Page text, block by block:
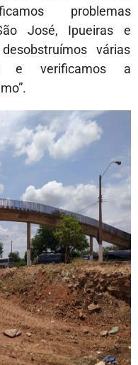
problemas
José, Ipueiras e
várias
e verificamos a